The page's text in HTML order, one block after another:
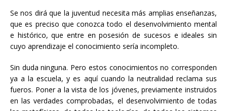
Se nos dirá que la juventud necesita más amplias enseñanzas,
que es preciso que conozca todo el desenvolvimiento mental
e histórico, que entre en posesión de sucesos e ideales sin
cuyo aprendizaje el conocimiento sería incompleto.
Sin duda ninguna. Pero estos conocimientos no corresponden
ya a la escuela, y es aquí cuando la neutralidad reclama sus
fueros. Poner a la vista de los jóvenes, previamente instruidos
en las verdades comprobadas, el desenvolvimiento de todas